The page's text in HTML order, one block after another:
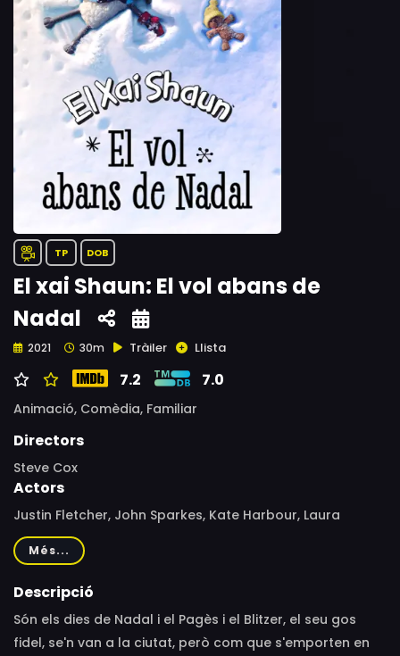
TP DOB
El xai Shaun: El vol abans de
Nadal
2021 30m Tràiler Llista
7.2 7.0
Animació, Comèdia, Familiar
Directors
Steve Cox
Actors
Justin Fletcher, John Sparkes, Kate Harbour, Laura
Aikman, Marcus Brigstocke, Anna Leong Brophy, Simon
Greenall, Andy Nyman, Emma Tate, Rich Webber
Més...
Descripció
Són els dies de Nadal i el Pagès i el Blitzer, el seu gos
fidel, se'n van a la ciutat, però com que s'emporten en